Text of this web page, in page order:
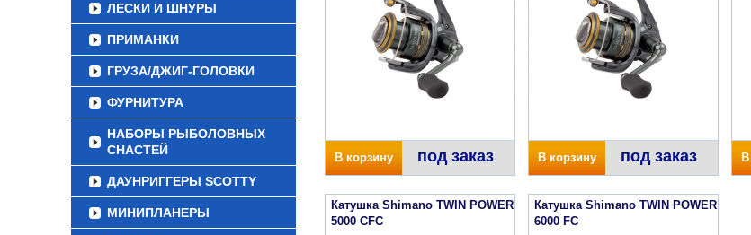
ЛЕСКИ И ШНУРЫ
ПРИМАНКИ
ГРУЗА/ДЖИГ-ГОЛОВКИ
ФУРНИТУРА
НАБОРЫ РЫБОЛОВНЫХ
СНАСТЕЙ
ДАУНРИГГЕРЫ SCOTTY
МИНИПЛАНЕРЫ
В корзину под заказ В корзину под заказ
Катушка Shimano TWIN POWER
5000 CFC
Катушка Shimano TWIN POWER
6000 FC